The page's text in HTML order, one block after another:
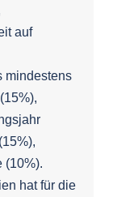
auf
mindestens
(10%).
hat für die